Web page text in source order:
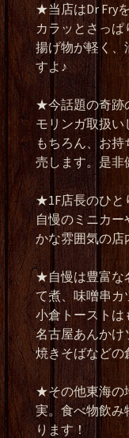
★当店はDr Fry
カラッとさっ
揚げ物が軽く、
すよ♪
★今話題の奇跡
モリンガ取扱
もちろん、お
売します。是非
★1F店長のひと
自慢のミニカ
かな雰囲気の店
★自慢は豊富な
て煮、味噌串カ
小倉トーストは
名古屋あんかけ
焼きそばなどの
★その他東海の
実。食べ物飲み
ります！